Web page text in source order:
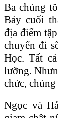
Ba chúng
Bảy cuối
địa điểm
chuyến đi
Học. Tất
lưỡng.
chức,
Ngọc và